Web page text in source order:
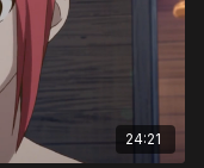
24:21